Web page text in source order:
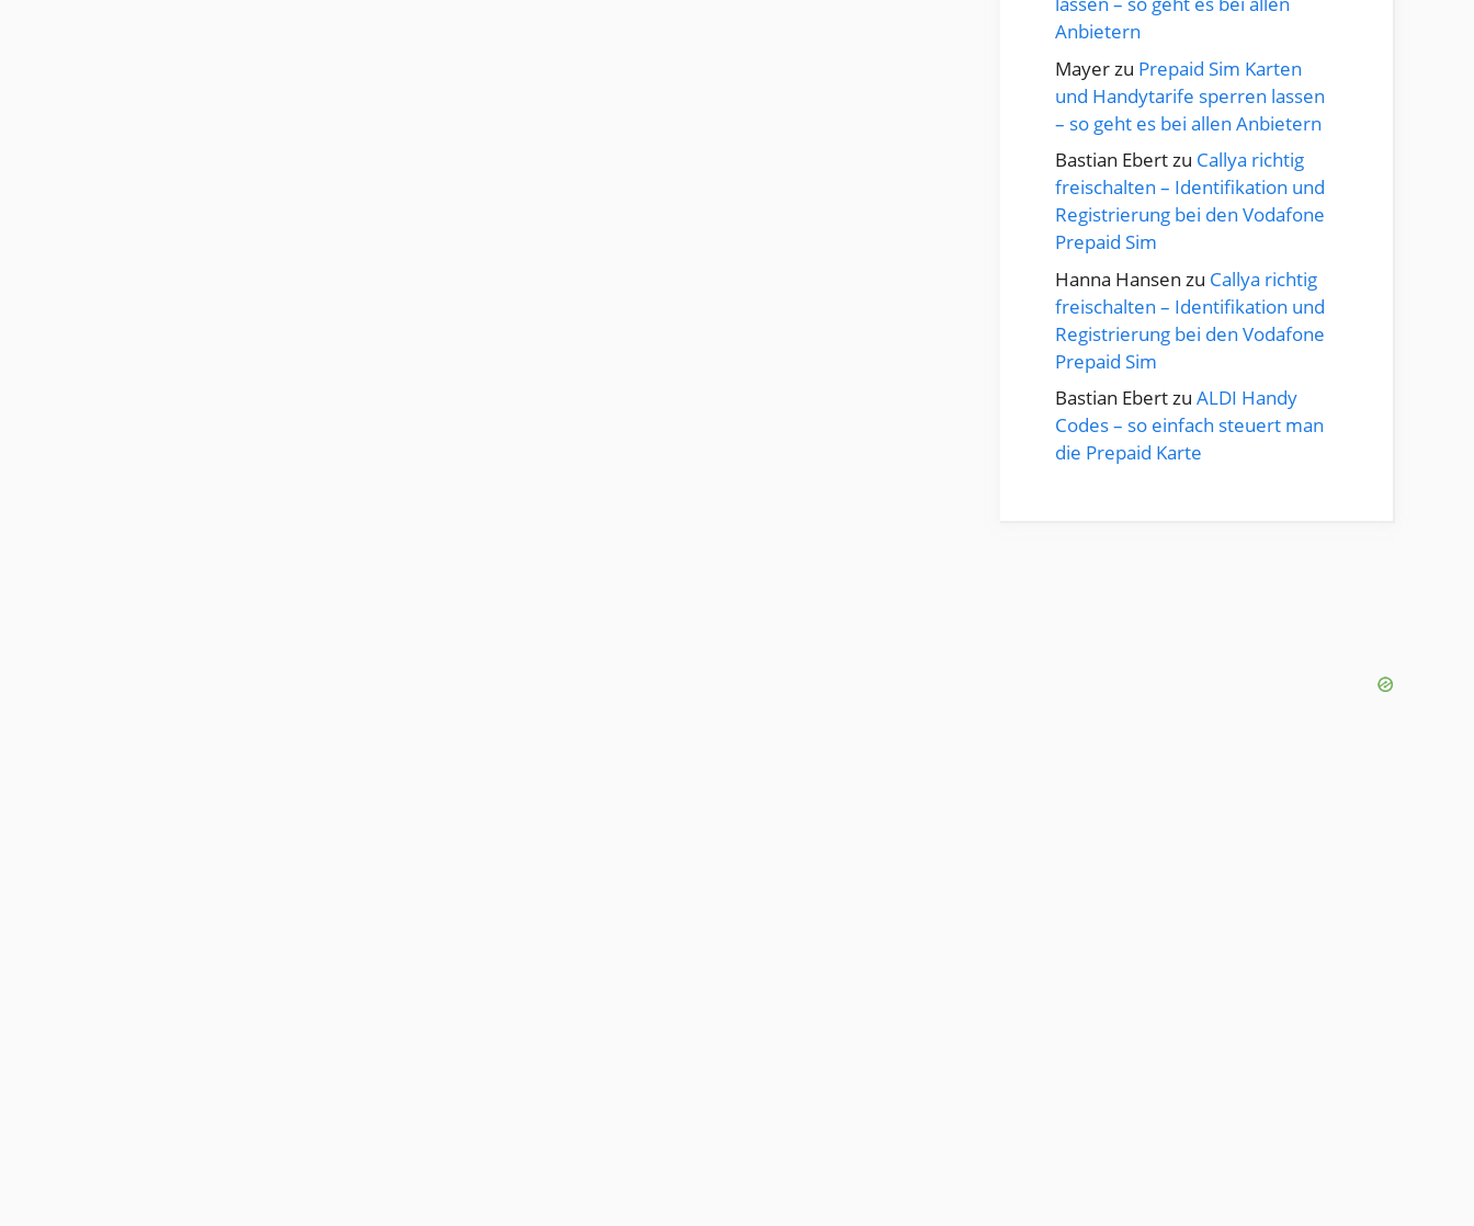
Anbietern
Mayer zu Prepaid Sim Karten
und Handytarife sperren lassen
– so geht es bei allen Anbietern
Bastian Ebertzu Callya richtig
freischalten – Identifikation und
Registrierung bei den Vodafone
Prepaid Sim
Hanna Hansen zu Callya richtig
freischalten – Identifikation und
Registrierung bei den Vodafone
Prepaid Sim
Bastian Ebertzu ALDI Handy
Codes – so einfach steuert man
die Prepaid Karte